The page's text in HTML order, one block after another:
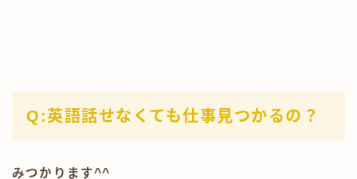
Q:英語話せなくても仕事見つかるの？
みつかります^^